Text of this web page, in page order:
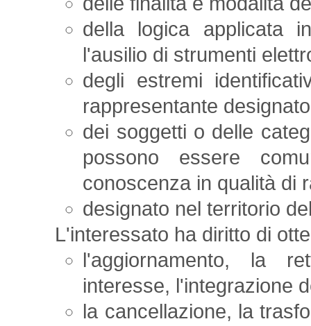
della logica applicata
l'ausilio di strumenti
degli estremi
rappresentante
dei soggetti o delle
possono essere
conoscenza in qualità di
designato nel territorio
L'interessato ha diritto di
l'aggiornamento, la
interesse, l'integrazione
la cancellazione, la